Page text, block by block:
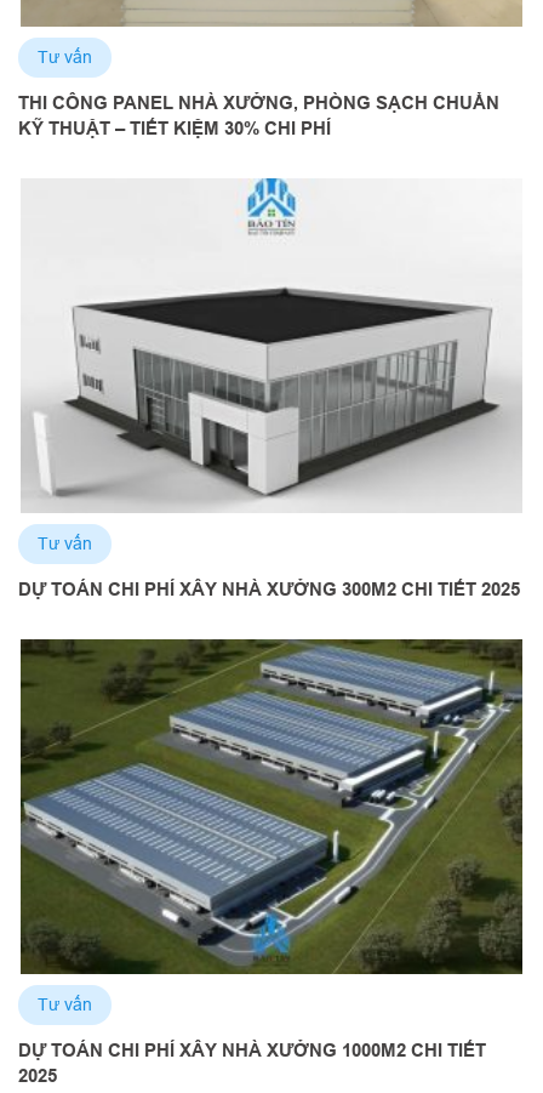
Tư vấn
THI CÔNG PANEL NHÀ XƯỞNG, PHÒNG SẠCH CHUẨN
KỸ THUẬT – TIẾT KIỆM 30% CHI PHÍ
Tư vấn
DỰ TOÁN CHI PHÍ XÂY NHÀ XƯỞNG 300M2 CHI TIẾT 2025
Tư vấn
DỰ TOÁN CHI PHÍ XÂY NHÀ XƯỞNG 1000M2 CHI TIẾT
2025